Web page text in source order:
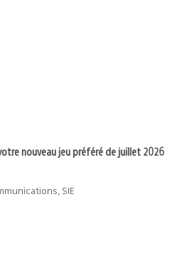
nouveau jeu préféré de juillet 2026
SIE